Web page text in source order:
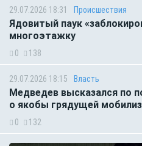
29.07.2026 18:31 Происшествия
Ядовитый паук
многоэтажку
0 138
29.07.2026 18:15 Власть
Медведев высказался по
о якобы грядущей
0 132